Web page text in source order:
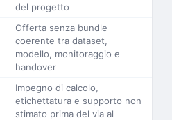
del progetto
Offerta senza bundle
coerente tra dataset,
modello, monitoraggio e
handover
Impegno di calcolo,
etichettatura e supporto non
stimato prima del via al